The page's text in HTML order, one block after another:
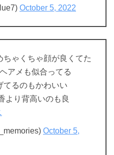
October 5, 2022
ちゃくちゃ顔が良くてた
アメも似合ってる
るのもかわいい
り背高いのも良
October 5,